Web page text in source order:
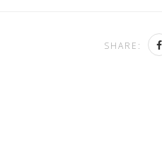
SHARE: